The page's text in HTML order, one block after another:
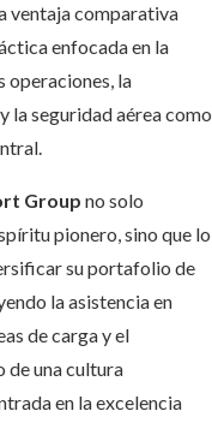
ventaja comparativa
enfocada en la
operaciones, la
la seguridad aérea como
Group no solo
pionero, sino que lo
su portafolio de
la asistencia en
de carga y el
una cultura
en la excelencia